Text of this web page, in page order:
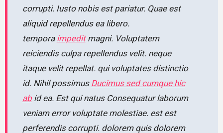
corrupti. Iusto nobis est pariatur. Quae est
aliquid repellendus ea libero.
tempora impeditmagni. Voluptatem
reiciendis culpa repellendus velit. neque
itaque velit repellat. qui voluptates distinctio
id. Nihil possimus Ducimus sed cumque hic
abid ea. Est qui natus Consequatur laborum
veniam error voluptate molestiae. est est
perferendis corrupti. dolorem quis dolorem